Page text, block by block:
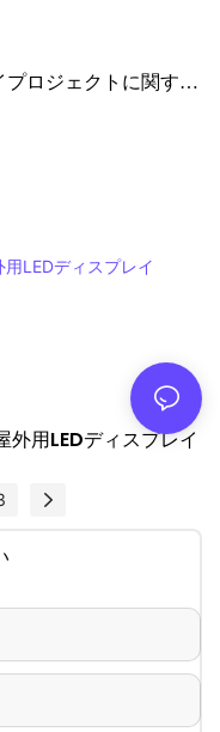
ロジェクトに関する
外用LEDディスプレイ